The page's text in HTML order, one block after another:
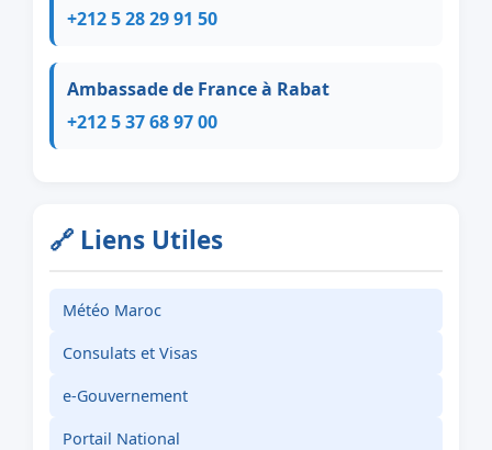
+212 5 28 29 91 50
Ambassade de France à Rabat
+212 5 37 68 97 00
🔗 Liens Utiles
Météo Maroc
Consulats et Visas
e-Gouvernement
Portail National